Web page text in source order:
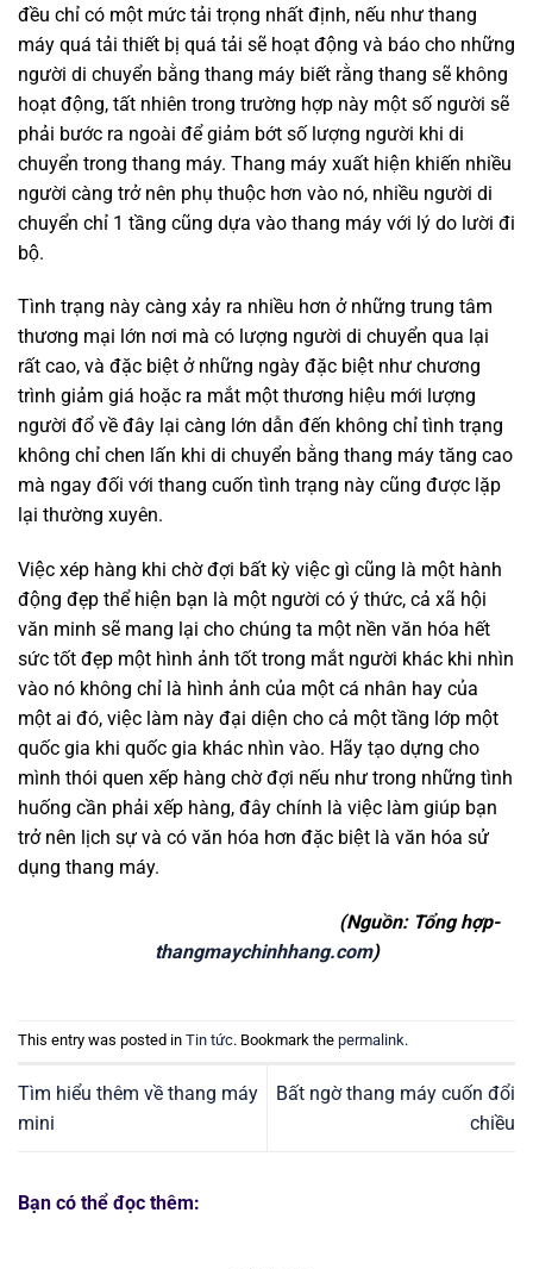
đều chỉ có một mức tải trọng nhất định, nếu như thang
máy quá tải thiết bị quá tải sẽ hoạt động và báo cho những
người di chuyển bằng thang máy biết rằng thang sẽ không
hoạt động, tất nhiên trong trường hợp này một số người sẽ
phải bước ra ngoài để giảm bớt số lượng người khi di
chuyển trong thang máy. Thang máy xuất hiện khiến nhiều
người càng trở nên phụ thuộc hơn vào nó, nhiều người di
chuyển chỉ 1 tầng cũng dựa vào thang máy với lý do lười đi
bộ.
Tình trạng này càng xảy ra nhiều hơn ở những trung tâm
thương mại lớn nơi mà có lượng người di chuyển qua lại
rất cao, và đặc biệt ở những ngày đặc biệt như chương
trình giảm giá hoặc ra mắt một thương hiệu mới lượng
người đổ về đây lại càng lớn dẫn đến không chỉ tình trạng
không chỉ chen lấn khi di chuyển bằng thang máy tăng cao
mà ngay đối với thang cuốn tình trạng này cũng được lặp
lại thường xuyên.
Việc xép hàng khi chờ đợi bất kỳ việc gì cũng là một hành
động đẹp thể hiện bạn là một người có ý thức, cả xã hội
văn minh sẽ mang lại cho chúng ta một nền văn hóa hết
sức tốt đẹp một hình ảnh tốt trong mắt người khác khi nhìn
vào nó không chỉ là hình ảnh của một cá nhân hay của
một ai đó, việc làm này đại diện cho cả một tầng lớp một
quốc gia khi quốc gia khác nhìn vào. Hãy tạo dựng cho
mình thói quen xếp hàng chờ đợi nếu như trong những tình
huống cần phải xếp hàng, đây chính là việc làm giúp bạn
trở nên lịch sự và có văn hóa hơn đặc biệt là văn hóa sử
dụng thang máy.
(Nguồn: Tổng hợp-
thangmaychinhhang.com)
This entry was posted in Tin tức. Bookmark the permalink.
Tìm hiểu thêm về thang máy
mini
Bất ngờ thang máy cuốn đổi
chiều
Bạn có thể đọc thêm: